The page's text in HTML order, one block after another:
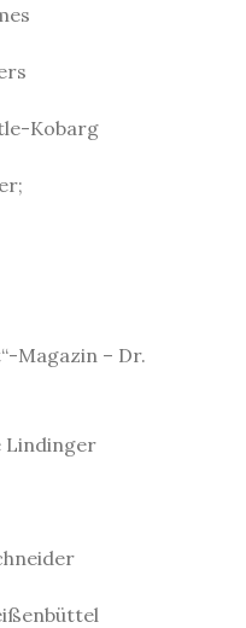
Kobarg
Magazin – Dr.
Lindinger